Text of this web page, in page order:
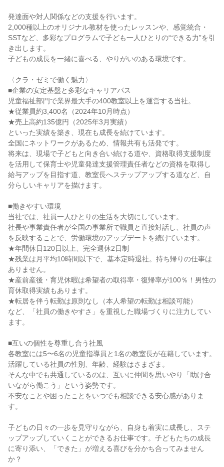
発達面や対人関係などの支援を行います。
2,000種以上のオリジナル教材を使ったレッスンや、感覚統合・
SSTなど、多彩なプログラムで子ども一人ひとりの“できる力”を引
き出します。
子どもの成長を一緒に喜べる、やりがいのある環境です。
〈クラ・ゼミで働く魅力〉
■企業の安定基盤と多彩なキャリアパス
児童福祉部門で業界最大手の400教室以上を運営する当社。
★従業員約3,400名（2024年10月時点）
★売上高約135億円（2025年3月実績）
といった実績を築き、現在も成長を続けています。
全国にネットワークがあるため、情報共有も活発です。
将来は、現場で子どもと向き合い続ける道や、資格取得支援制度
を活用して保育士や児童発達支援管理責任者などの資格を取得し
給与アップを目指す道、教室長へステップアップする道など、自
分らしいキャリアを描けます。
■働きやすい環境
当社では、社員一人ひとりの生活を大切にしています。
社長や事業責任者が全国の事業所で職員と直接対話し、社員の声
を反映することで、労働環境のアップデートを続けています。
★年間休日120日以上、完全週休2日制
★残業は月平均10時間以下で、基本定時退社。持ち帰りの仕事は
ありません。
★産前産後・育児休暇は希望者の取得率・復帰率が100％！男性の
育休取得実績もあります。
★転居を伴う転勤は原則なし（本人希望の転勤は相談可能）
など、「社員の働きやすさ」を重視した職場づくりに注力してい
ます。
■互いの個性を尊重し合う社風
各教室には5〜6名の児童指導員と1名の教室長が在籍しています。
活躍している社員の性別、年齢、経験はさまざま。
そんな中でも共通しているのは、互いに仲間を思いやり「助け合
いながら働こう」という姿勢です。
不安なことや困ったことをいつでも相談できる安心感がありま
す。
子どもの日々の一歩を見守りながら、自身も着実に成長し、ステ
ップアップしていくことができるお仕事です。子どもたちの成長
に寄り添い、「できた」が増える喜びを分かち合ってみません
か？